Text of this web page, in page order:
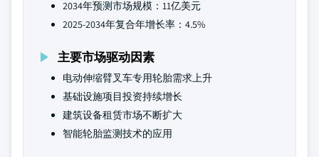
2034年预测市场规模：11亿美元
2025-2034年复合年增长率：4.5%
主要市场驱动因素
电动伸缩臂叉车专用轮胎需求上升
基础设施项目投资持续增长
建筑设备租赁市场不断扩大
智能轮胎监测技术的应用